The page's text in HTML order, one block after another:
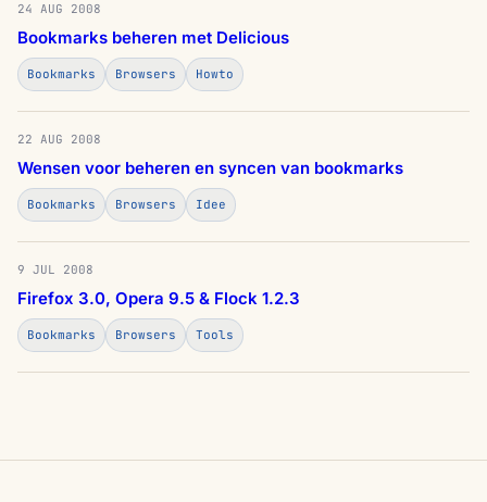
24 AUG 2008
Bookmarks beheren met Delicious
Bookmarks Browsers Howto
22 AUG 2008
Wensen voor beheren en syncen van bookmarks
Bookmarks Browsers Idee
9 JUL 2008
Firefox 3.0, Opera 9.5 & Flock 1.2.3
Bookmarks Browsers Tools